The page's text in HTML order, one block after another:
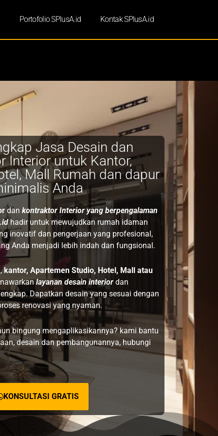
Portofolio SPlusA.id Kontak SPlusA.id
Jasa Desain dan
Interior untuk Kantor,
Mall Rumah dan dapur
Anda
dan kontraktor Interior yang berpengalaman
hadir untuk mewujudkan rumah idaman
inovatif dan pengerjaan yang profesional,
Anda menjadi lebih indah dan fungsional.
, kantor, Apartemen Studio, Hotel, Mall atau
layanan desain interior dan
Dapatkan desain yang sesuai dengan
renovasi yang nyaman.
bingung mengaplikasikannya? kami bantu
desain dan pembangunannya, hubungi
KONSULTASI GRATIS